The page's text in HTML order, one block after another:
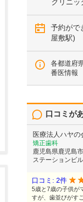
クリニッ
予約がで
屋敷駅)
各都道府
番医情報
口コミが
医療法人ハヤの
矯正歯科
鹿児島県鹿児島
ステーションビ
口コミ: 2件
5歳と7歳の子供が
すが、歯並びがす